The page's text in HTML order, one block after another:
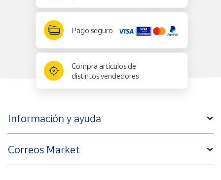
Pago seguro
Compra artículos de
distintos vendedores
Información y ayuda
Correos Market